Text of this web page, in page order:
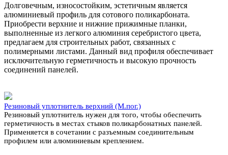
Долговечным, износостойким, эстетичным является
алюминиевый профиль для сотового поликарбоната.
Приобрести верхние и нижние прижимные планки,
выполненные из легкого алюминия серебристого цвета,
предлагаем для строительных работ, связанных с
полимерными листами. Данный вид профиля обеспечивает
исключительную герметичность и высокую прочность
соединений панелей.
Резиновый уплотнитель верхний (М.пог.)
Резиновый уплотнитель нужен для того, чтобы обеспечить
герметичность в местах стыков поликарбонатных панелей.
Применяется в сочетании с разъемным соединительным
профилем или алюминиевым креплением.